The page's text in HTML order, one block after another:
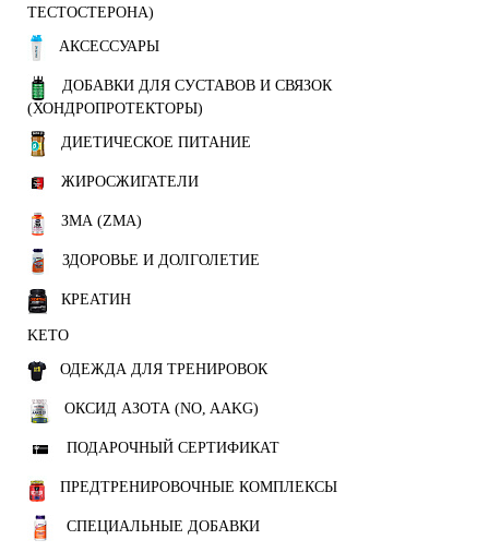
ТЕСТОСТЕРОНА)
АКСЕССУАРЫ
ДОБАВКИ ДЛЯ СУСТАВОВ И СВЯЗОК
(ХОНДРОПРОТЕКТОРЫ)
ДИЕТИЧЕСКОЕ ПИТАНИЕ
ЖИРОСЖИГАТЕЛИ
ЗМА (ZMA)
ЗДОРОВЬЕ И ДОЛГОЛЕТИЕ
КРЕАТИН
KETO
ОДЕЖДА ДЛЯ ТРЕНИРОВОК
ОКСИД АЗОТА (NO, AAKG)
ПОДАРОЧНЫЙ СЕРТИФИКАТ
ПРЕДТРЕНИРОВОЧНЫЕ КОМПЛЕКСЫ
СПЕЦИАЛЬНЫЕ ДОБАВКИ